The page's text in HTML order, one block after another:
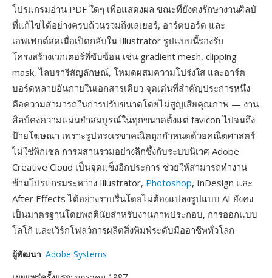
โปรแกรมอ่าน PDF ใดๆ เพื่อแสดงผล ขณะที่ยังคงรักษางานศิลป์
ที่แก้ไขได้อย่างครบถ้วนรวมถึงเลเยอร์, อาร์ตบอร์ด และ
เอฟเฟกต์สดเมื่อเปิดกลับใน Illustrator รูปแบบนี้รองรับ
โครงสร้างเวกเตอร์ที่ซับซ้อน เช่น gradient mesh, clipping
mask, ไลบรารีสัญลักษณ์, โหมดผสมความโปร่งใส และอาร์ต
บอร์ดหลายอันภายในเอกสารเดียว จุดเด่นที่สำคัญประการหนึ่ง
คือความสามารถในการปรับขนาดโดยไม่สูญเสียคุณภาพ — งาน
ศิลป์คงความแม่นยำสมบูรณ์ในทุกขนาดตั้งแต่ favicon ไปจนถึง
ป้ายโฆษณา เพราะรูปทรงเรขาคณิตถูกกำหนดด้วยคณิตศาสตร์
ไม่ใช่พิกเซล การผสานรวมอย่างลึกซึ้งกับระบบนิเวศ Adobe
Creative Cloud เป็นจุดแข็งอีกประการ ช่วยให้สามารถทำงาน
ข้ามโปรแกรมระหว่าง Illustrator, Photoshop, InDesign และ
After Effects ได้อย่างราบรื่นโดยไม่ต้องแปลงรูปแบบ AI ยังคง
เป็นมาตรฐานโดยพฤตินัยสำหรับงานภาพประกอบ, การออกแบบ
โลโก้ และเวิร์กโฟลว์การผลิตสิ่งพิมพ์ระดับมืออาชีพทั่วโลก
ผู้พัฒนา: Adobe Systems